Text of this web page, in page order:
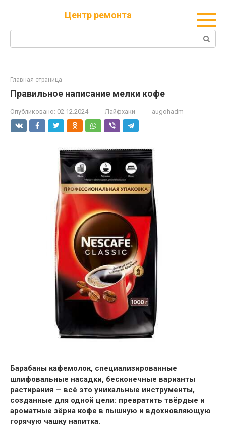
Центр ремонта
Поиск:
Главная страница
Правильное написание мелки кофе
Опубликовано: 02.12.2024 Лайфхаки augohadm
Барабаны кафемолок, специализированные
шлифовальные насадки, бесконечные варианты
растирания — всё это уникальные инструменты,
созданные для одной цели: превратить твёрдые и
ароматные зёрна кофе в пышную и вдохновляющую
горячую чашку напитка.